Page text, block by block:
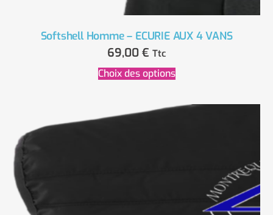
Softshell Homme – ECURIE AUX 4 VANS
69,00 € Ttc
Choix des options